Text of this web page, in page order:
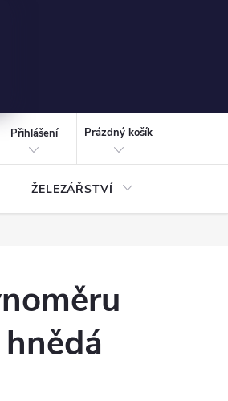
Přihlášení
KOŠÍK
Prázdný košík
ŽELEZÁŘSTVÍ